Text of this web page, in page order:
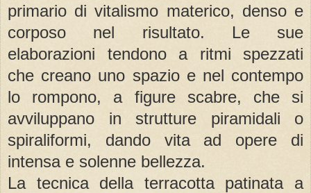
primario di vitalismo materico, denso e
corposo nel risultato. Le sue
elaborazioni tendono a ritmi spezzati
che creano uno spazio e nel contempo
lo rompono, a figure scabre, che si
avviluppano in strutture piramidali o
spiraliformi, dando vita ad opere di
intensa e solenne bellezza.
La tecnica della terracotta patinata a